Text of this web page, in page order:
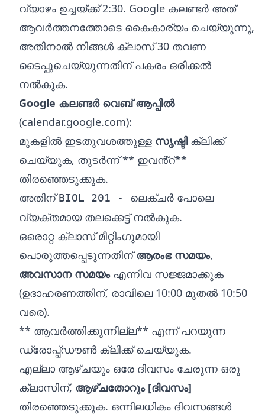
വ്യാഴം ഉച്ചയ്ക്ക് 2:30. Google കലണ്ടർ അത്
ആവർത്തനത്തോടെ കൈകാര്യം ചെയ്യുന്നു,
അതിനാൽ നിങ്ങൾ ക്ലാസ് 30 തവണ
ടൈപ്പുചെയ്യുന്നതിന് പകരം ഒരിക്കൽ
നൽകുക.
Google കലണ്ടർ വെബ് ആപ്പിൽ
(calendar.google.com):
മുകളിൽ ഇടതുവശത്തുള്ള സൃഷ്ടിക്ലിക്ക്
ചെയ്യുക, തുടർന്ന് ** ഇവൻ്റ്**
തിരഞ്ഞെടുക്കുക.
അതിന്BIOL 201 - ലെക്ചർ പോലെ
വ്യക്തമായ തലക്കെട്ട് നൽകുക.
ഒരൊറ്റ ക്ലാസ് മീറ്റിംഗുമായി
പൊരുത്തപ്പെടുന്നതിന്ആരംഭ സമയം,
അവസാന സമയംഎന്നിവ സജ്ജമാക്കുക
(ഉദാഹരണത്തിന്, രാവിലെ 10:00 മുതൽ 10:50
വരെ).
** ആവർത്തിക്കുന്നില്ല** എന്ന് പറയുന്ന
ഡ്രോപ്പ്ഡൗൺ ക്ലിക്ക് ചെയ്യുക.
എല്ലാ ആഴ്‌ചയും ഒരേ ദിവസം ചേരുന്ന ഒരു
ക്ലാസിന്, ആഴ്‌ചതോറും [ദിവസം]
തിരഞ്ഞെടുക്കുക. ഒന്നിലധികം ദിവസങ്ങൾ